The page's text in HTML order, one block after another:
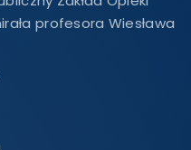
profesora Wiesława